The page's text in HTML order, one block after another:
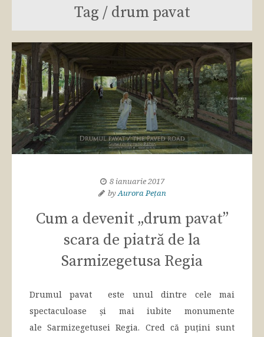
Tag / drum pavat
8 ianuarie 2017
byAurora Pețan
Cum a devenit „drum pavat”
scara de piatră de la
Sarmizegetusa Regia
Drumul pavat este unul dintre cele mai
spectaculoase și mai iubite monumente
ale Sarmizegetusei Regia. Cred că puțini sunt